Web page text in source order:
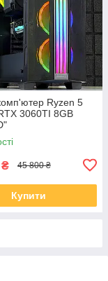
Ryzen 5
3060TI 8GB
₴ 45 800 ₴
Купити